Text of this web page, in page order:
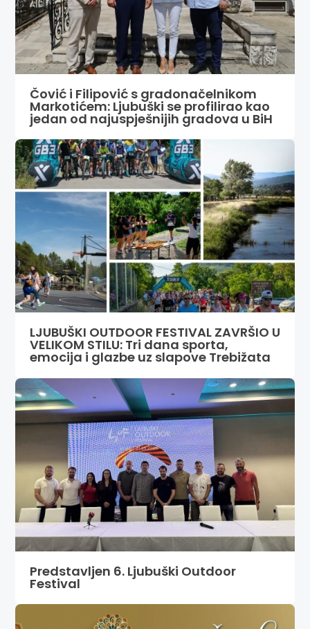
Čović i Filipović s gradonačelnikom
Markotićem: Ljubuški se profilirao kao
jedan od najuspješnijih gradova u BiH
LJUBUŠKI OUTDOOR FESTIVAL ZAVRŠIO U
VELIKOM STILU: Tri dana sporta,
emocija i glazbe uz slapove Trebižata
Predstavljen 6. Ljubuški Outdoor
Festival